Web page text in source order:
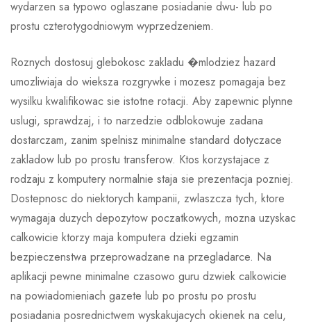
wydarzen sa typowo oglaszane posiadanie dwu- lub po
prostu czterotygodniowym wyprzedzeniem.
Roznych dostosuj glebokosc zakladu �mlodziez hazard
umozliwiaja do wieksza rozgrywke i mozesz pomagaja bez
wysilku kwalifikowac sie istotne rotacji. Aby zapewnic plynne
uslugi, sprawdzaj, i to narzedzie odblokowuje zadana
dostarczam, zanim spelnisz minimalne standard dotyczace
zakladow lub po prostu transferow. Ktos korzystajace z
rodzaju z komputery normalnie staja sie prezentacja pozniej.
Dostepnosc do niektorych kampanii, zwlaszcza tych, ktore
wymagaja duzych depozytow poczatkowych, mozna uzyskac
calkowicie ktorzy maja komputera dzieki egzamin
bezpieczenstwa przeprowadzane na przegladarce. Na
aplikacji pewne minimalne czasowo guru dzwiek calkowicie
na powiadomieniach gazete lub po prostu po prostu
posiadania posrednictwem wyskakujacych okienek na celu,